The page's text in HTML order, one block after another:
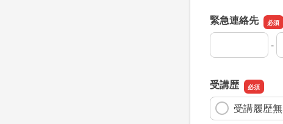
緊急連絡先
緊急連絡先の市
-
緊急連絡先の市
緊急連絡先の加
受講歴
受講履歴